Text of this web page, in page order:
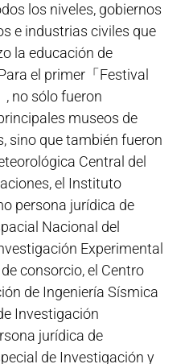
los niveles, gobiernos
e industrias civiles que
la educación de
el primer「Festival
, no sólo fueron
museos de
sino que también fueron
Central del
el Instituto
persona jurídica de
Nacional del
Experimental
consorcio, el Centro
de Ingeniería Sísmica
Investigación
jurídica de
de Investigación y